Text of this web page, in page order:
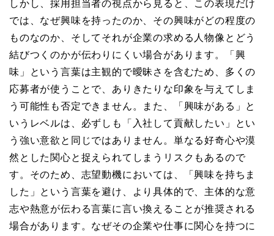
しかし、採用担当者の視点から見ると、この表現だけ
では、なぜ興味を持ったのか、その興味がどの程度の
ものなのか、そしてそれが企業の求める人物像とどう
結びつくのかが伝わりにくい場合があります。「興
味」という言葉は主観的で曖昧さを含むため、多くの
応募者が使うことで、ありきたりな印象を与えてしま
う可能性も否定できません。また、「興味がある」と
いうレベルは、必ずしも「入社して貢献したい」とい
う強い意欲と同じではありません。単なる好奇心や漠
然とした関心と捉えられてしまうリスクもあるので
す。そのため、志望動機においては、「興味を持ちま
した」という言葉を避け、より具体的で、主体的な意
志や熱意が伝わる言葉に言い換えることが推奨される
場合があります。なぜその企業や仕事に関心を持つに